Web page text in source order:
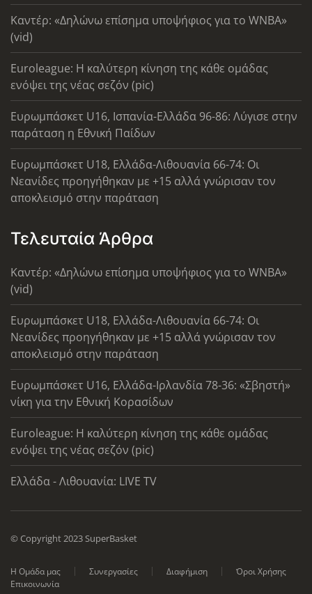
Καντέρ: «Δηλώνω επίσημα υποψήφιος για το WNBA»
(vid)
Euroleague: Η καλύτερη κίνηση της κάθε ομάδας
ενόψει της νέας σεζόν (pic)
Ευρωμπάσκετ U16, Ισπανία-Ελλάδα 96-86: Λύγισε στην
παράταση η Εθνική Παίδων
Ευρωμπάσκετ U18, Ελλάδα-Λιθουανία 66-74: Οι
Νεανίδες προηγήθηκαν με +15 αλλά γνώρισαν τον
αποκλεισμό στην παράταση
Τελευταία Άρθρα
Καντέρ: «Δηλώνω επίσημα υποψήφιος για το WNBA»
(vid)
Ευρωμπάσκετ U18, Ελλάδα-Λιθουανία 66-74: Οι
Νεανίδες προηγήθηκαν με +15 αλλά γνώρισαν τον
αποκλεισμό στην παράταση
Ευρωμπάσκετ U16, Ελλάδα-Ιρλανδία 78-36: «Σβηστή»
νίκη για την Εθνική Κορασίδων
Euroleague: Η καλύτερη κίνηση της κάθε ομάδας
ενόψει της νέας σεζόν (pic)
Ελλάδα - Λιθουανία: LIVE TV
© Copyright 2023 SuperBasket
Η Ομάδα μας Συνεργασίες Διαφήμιση
Όροι Χρήσης
Επικοινωνία